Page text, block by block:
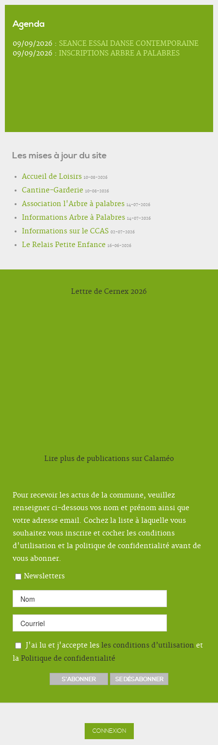
Agenda
09/09/2026 : SEANCE ESSAI DANSE CONTEMPORAINE
09/09/2026 : INSCRIPTIONS ARBRE A PALABRES
Les mises à jour du site
Accueil de Loisirs 10-08-2026
Cantine-Garderie 10-08-2026
Association l'Arbre à palabres 14-07-2026
Informations Arbre à Palabres 14-07-2026
Informations sur le CCAS 02-07-2026
Le Relais Petite Enfance 16-06-2026
Lettre de Cernex 2026
Lire plus de publications sur Calaméo
Pour recevoir les actus de la commune, veuillez
renseigner ci-dessous vos nom et prénom ainsi que
votre adresse email. Cochez la liste à laquelle vous
souhaitez vous inscrire et cocher les conditions
d'utilisation et la politique de confidentialité avant de
vous abonner.
Newsletters
J'ai lu et j'accepte les les conditions d’utilisation et
la Politique de confidentialité
CONNEXION